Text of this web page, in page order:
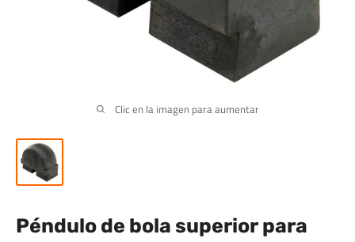
Clic en la imagen para aumentar
Péndulo de bola superior para